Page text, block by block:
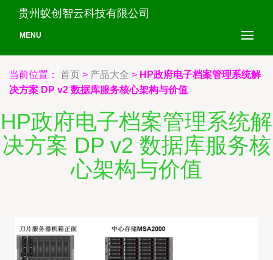
贵州蚁创智云科技有限公司
MENU
当前位置： 首页 > 产品大全 > HP政府电子档案管理系统解
决方案 DP v2 数据库服务核心架构与价值
HP政府电子档案管理系统解
决方案 DP v2 数据库服务核
心架构与价值